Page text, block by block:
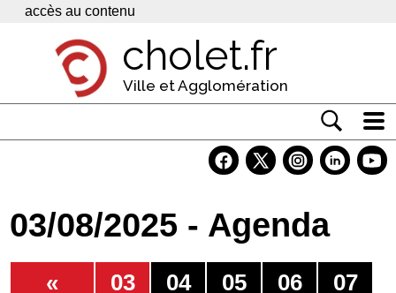
Panneau de gestion des cookies
accès au contenu
cholet.fr
Ville et Agglomération
Economie
Services
03/08/2025 - Agenda
« 03 04 05 06 07